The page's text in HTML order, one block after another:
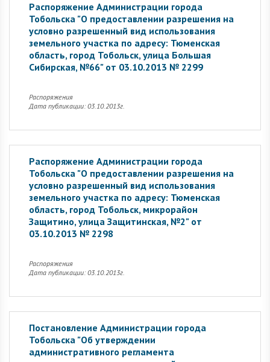
Распоряжение Администрации города
Тобольска "О предоставлении разрешения на
условно разрешенный вид использования
земельного участка по адресу: Тюменская
область, город Тобольск, улица Большая
Сибирская, №66" от 03.10.2013 № 2299
Распоряжения
Дата публикации: 03.10.2013г.
Распоряжение Администрации города
Тобольска "О предоставлении разрешения на
условно разрешенный вид использования
земельного участка по адресу: Тюменская
область, город Тобольск, микрорайон
Защитино, улица Защитинская, №2" от
03.10.2013 № 2298
Распоряжения
Дата публикации: 03.10.2013г.
Постановление Администрации города
Тобольска "Об утверждении
административного регламента